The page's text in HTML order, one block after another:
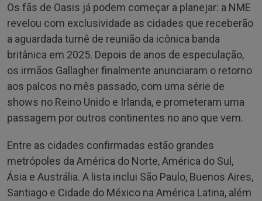
Os fãs de Oasis já podem começar a planejar: a NME
revelou com exclusividade as cidades que receberão
a aguardada turnê de reunião da icônica banda
britânica em 2025. Depois de anos de especulação,
os irmãos Gallagher finalmente anunciaram o retorno
aos palcos no mês passado, com uma série de
shows no Reino Unido e Irlanda, e prometeram uma
passagem por outros continentes no ano que vem.
Entre as cidades confirmadas estão grandes
metrópoles da América do Norte, América do Sul,
Ásia e Austrália. A lista inclui São Paulo, Buenos Aires,
Santiago e Cidade do México na América Latina, além